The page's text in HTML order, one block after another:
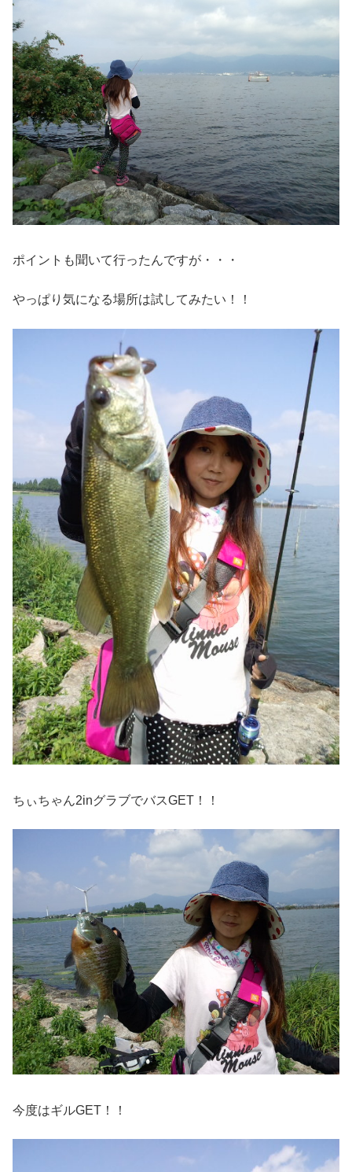
ポイントも聞いて行ったんですが・・・
やっぱり気になる場所は試してみたい！！
ちぃちゃん2inグラブでバスGET！！
今度はギルGET！！